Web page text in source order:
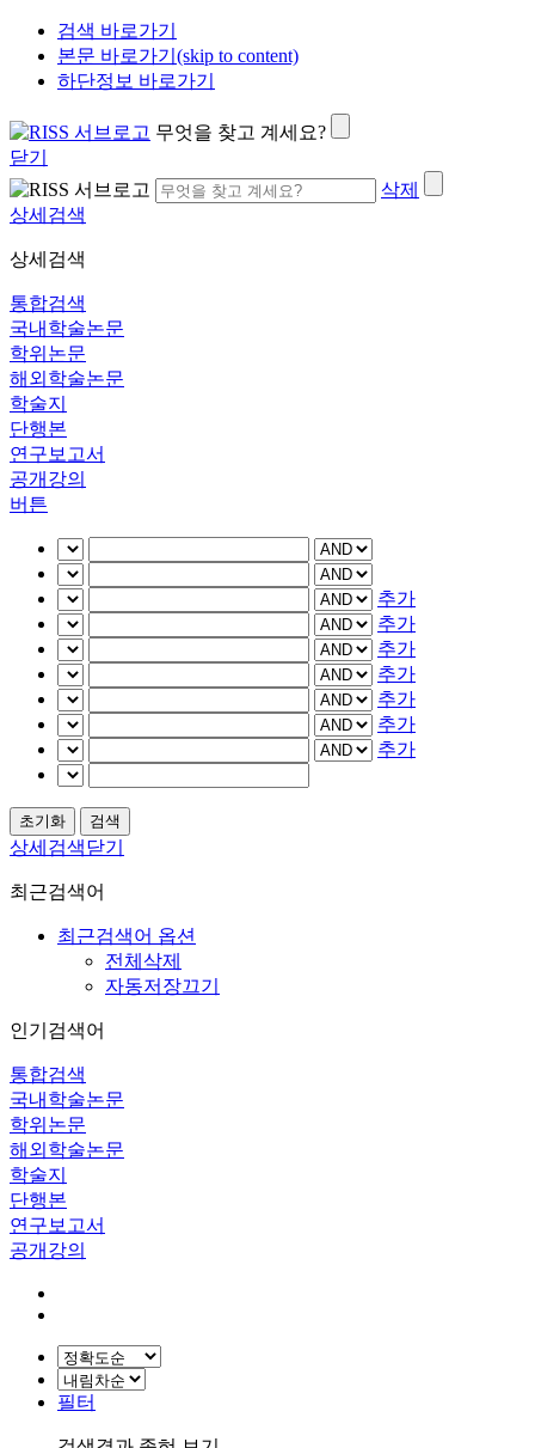
검색 바로가기
본문 바로가기(skip to content)
하단정보 바로가기
무엇을 찾고 계세요?
닫기
삭제
상세검색
상세검색
통합검색
국내학술논문
학위논문
해외학술논문
학술지
단행본
연구보고서
공개강의
버튼
추가
추가
추가
추가
추가
추가
추가
상세검색닫기
최근검색어
최근검색어 옵션
전체삭제
자동저장끄기
인기검색어
통합검색
국내학술논문
학위논문
해외학술논문
학술지
단행본
연구보고서
공개강의
필터